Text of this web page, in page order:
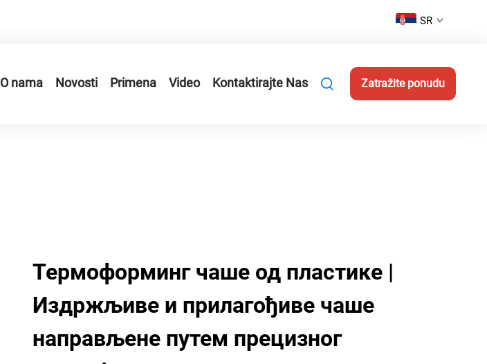
SR
O nama Novosti Primena Video Kontaktirajte Nas Zatražite ponudu
Термоформинг чаше од пластике |
Издржљиве и прилагођиве чаше
направљене путем прецизног